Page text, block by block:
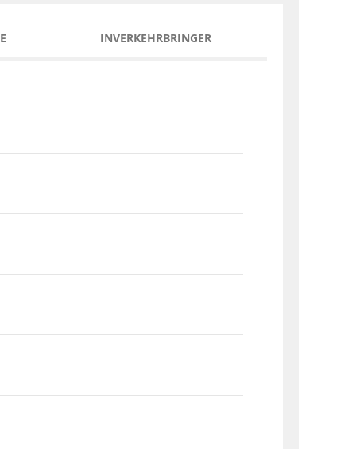
INVERKEHRBRINGER